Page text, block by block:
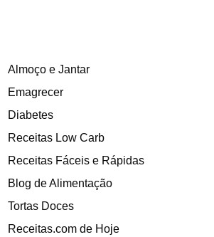
Almoço e Jantar
Emagrecer
Diabetes
Receitas Low Carb
Receitas Fáceis e Rápidas
Blog de Alimentação
Tortas Doces
Receitas.com de Hoje